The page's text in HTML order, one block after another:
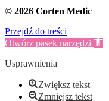
© 2026 Corten Medic
Przejdź do treści
Otwórz pasek narzędzi
Usprawnienia
Zwiększ tekst
Zmniejsz tekst